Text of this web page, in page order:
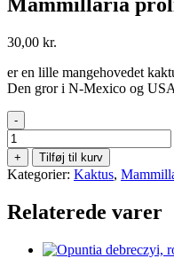
30,00 kr.
er en lille mangehovedet
Den gror i N-Mexico og
-
Mammillaria
prolifera
ssp.
texana
+ Tilføj til kurv
Kategorier: Kaktus,
Relaterede varer